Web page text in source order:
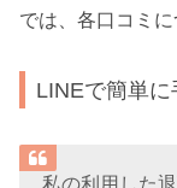
では、各口コミ
LINEで簡単
私の利用した